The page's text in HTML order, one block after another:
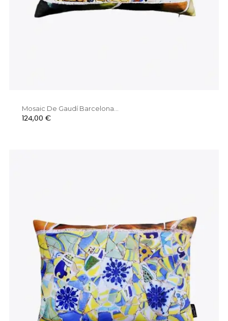
Mosaic De Gaudí Barcelona...
Preu
124,00 €